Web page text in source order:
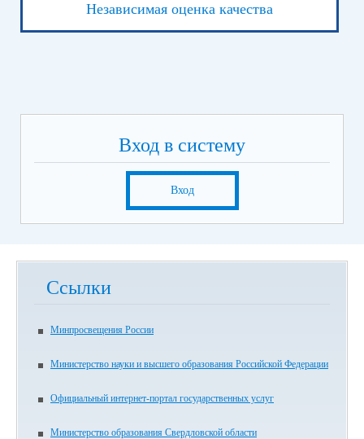
Независимая оценка качества
Вход в систему
Вход
Ссылки
Минпросвещения России
Министерство науки и высшего образования Российской Федерации
Официальный интернет-портал государственных услуг
Министерство образования Свердловской области